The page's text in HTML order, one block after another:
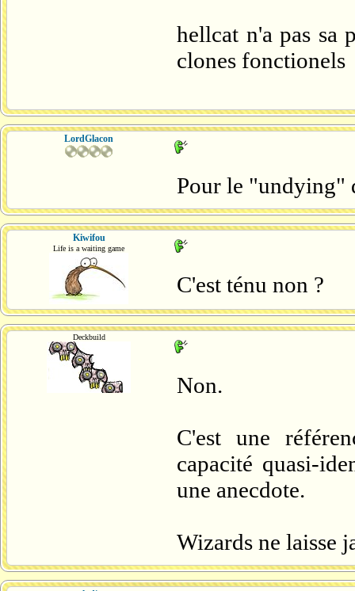
hellcat n'a pas sa
clones fonctionels
LordGlacon
Pour le "undying"
Kiwifou
Life is a waiting game
C'est ténu non ?
Deckbuild
Non.
C'est une
capacité quasi-
une anecdote.
Wizards ne laisse